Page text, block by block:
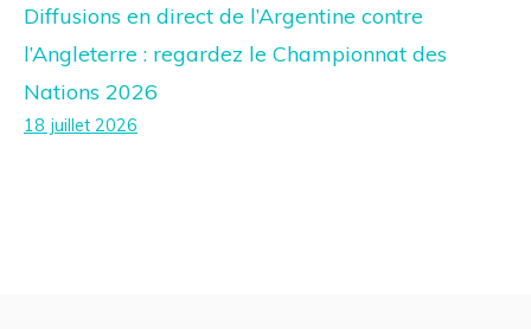
Diffusions en direct de l’Argentine contre
l’Angleterre : regardez le Championnat des
Nations 2026
18 juillet 2026